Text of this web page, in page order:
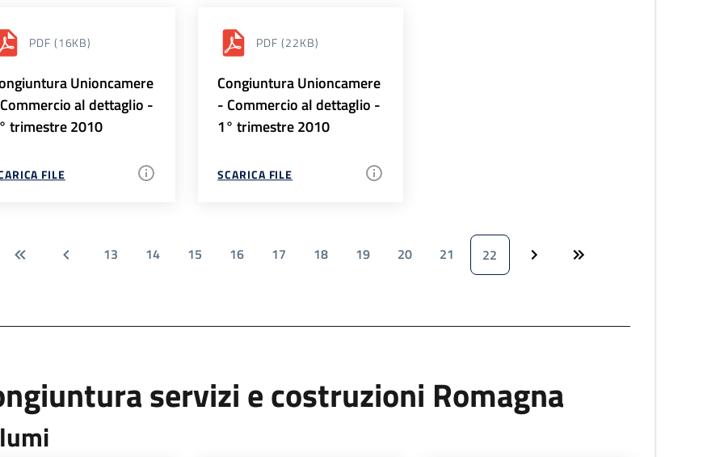
PDF (16KB)
Unioncamere
al dettaglio -
trimestre 2010
FILE
PDF (22KB)
Congiuntura Unioncamere
- Commercio al dettaglio -
1° trimestre 2010
SCARICA FILE
13 14 15 16 17 18 19 20 21 22
servizi e costruzioni Romagna